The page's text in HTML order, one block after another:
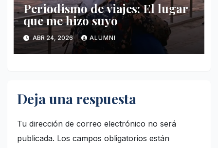
Periodismo de viajes: El lugar
que me hizo suyo
ABR 24, 2026 ALUMNI
Deja una respuesta
Tu dirección de correo electrónico no será
publicada. Los campos obligatorios están